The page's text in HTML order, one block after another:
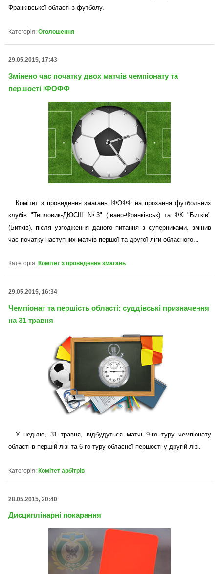
Франківської області з футболу.
Категорія: Оголошення
29.05.2015, 17:43
Змінено час початку двох матчів чемпіонату та
першості ІФОФФ
Комітет з проведення змагань ІФОФФ на прохання футбольних
клубів "Тепловик-ДЮСШ №3" (Івано-Франківськ) та ФК "Битків"
(Битків), після узгодження даного питання з суперниками, змінив
час початку наступних матчів першої та другої ліги обласного...
Категорія: Комітет з проведення змагань
29.05.2015, 16:34
Чемпіонат та першість області: суддівські призначення
на 31 травня
У неділю, 31 травня, відбудуться матчі 9-го туру чемпіонату
області в першій лізі та 6-го туру обласної першості у другій лізі.
Категорія: Комітет арбітрів
28.05.2015, 20:40
Дисциплінарні покарання